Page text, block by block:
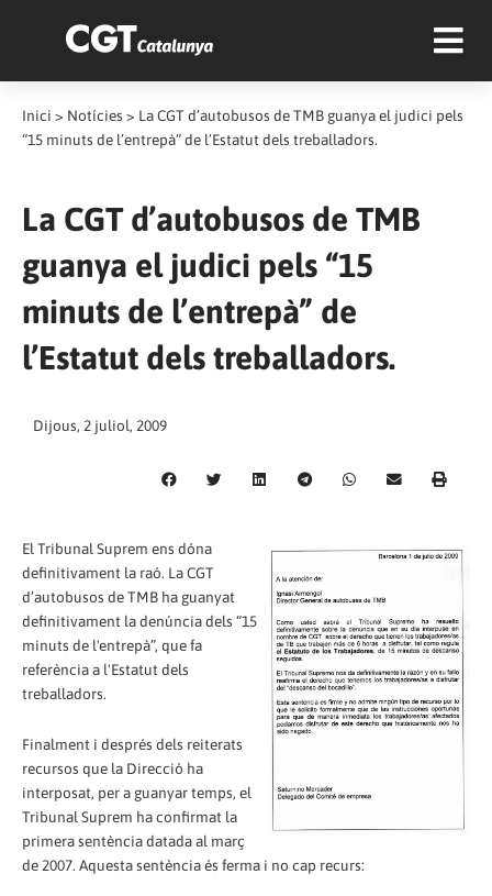
Inici > Notícies > La CGT d’autobusos de TMB guanya el judici pels
“15 minuts de l’entrepà” de l’Estatut dels treballadors.
La CGT d’autobusos de TMB
guanya el judici pels “15
minuts de l’entrepà” de
l’Estatut dels treballadors.
Dijous, 2 juliol, 2009
El Tribunal Suprem ens dóna
definitivament la raó. La CGT
d’autobusos de TMB ha guanyat
definitivament la denúncia dels “15
minuts de l'entrepà”, que fa
referència a l'Estatut dels
treballadors.
Finalment i després dels reiterats
recursos que la Direcció ha
interposat, per a guanyar temps, el
Tribunal Suprem ha confirmat la
primera sentència datada al març
de 2007. Aquesta sentència és ferma i no cap recurs: